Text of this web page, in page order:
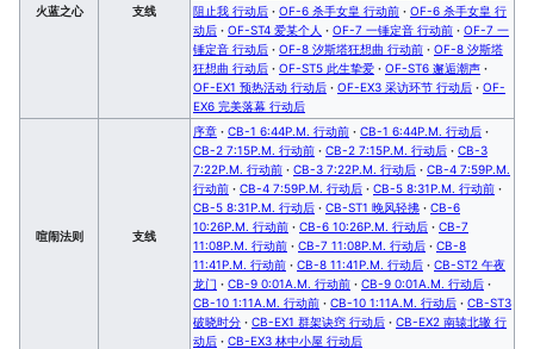
火蓝之心 支线
阻止我 行动后 · OF-6 杀手女皇 行动前 · OF-6 杀手女皇 行
动后 · OF-ST4 爱某个人 · OF-7 一锤定音 行动前 · OF-7 一
锤定音 行动后 · OF-8 汐斯塔狂想曲 行动前 · OF-8 汐斯塔
狂想曲 行动后 · OF-ST5 此生挚爱 · OF-ST6 邂逅潮声 ·
OF-EX1 预热活动 行动后 · OF-EX3 采访环节 行动后 · OF-
EX6 完美落幕 行动后
喧闹法则 支线
序章 · CB-1 6:44P.M. 行动前 · CB-1 6:44P.M. 行动后 ·
CB-2 7:15P.M. 行动前 · CB-2 7:15P.M. 行动后 · CB-3
7:22P.M. 行动前 · CB-3 7:22P.M. 行动后 · CB-4 7:59P.M.
行动前 · CB-4 7:59P.M. 行动后 · CB-5 8:31P.M. 行动前 ·
CB-5 8:31P.M. 行动后 · CB-ST1 晚风轻拂 · CB-6
10:26P.M. 行动前 · CB-6 10:26P.M. 行动后 · CB-7
11:08P.M. 行动前 · CB-7 11:08P.M. 行动后 · CB-8
11:41P.M. 行动前 · CB-8 11:41P.M. 行动后 · CB-ST2 午夜
龙门 · CB-9 0:01A.M. 行动前 · CB-9 0:01A.M. 行动后 ·
CB-10 1:11A.M. 行动前 · CB-10 1:11A.M. 行动后 · CB-ST3
破晓时分 · CB-EX1 群架诀窍 行动后 · CB-EX2 南辕北辙 行
动后 · CB-EX3 林中小屋 行动后